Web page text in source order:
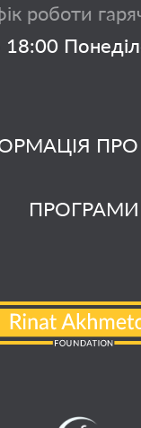
ПРОГРАМИ
роботи